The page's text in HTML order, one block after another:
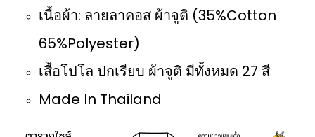
เนื้อผ้า: ลายลาคอส ผ้าจูติ (35%Cotton
65%Polyester)
เสื้อโปโล ปกเรียบ ผ้าจูติ มีทั้งหมด 27 สี
Made In Thailand